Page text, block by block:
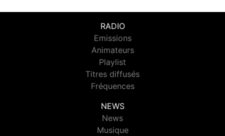
RADIO
Emissions
Animateurs
Playlist
Titres diffusés
Fréquences
NEWS
News
Musique